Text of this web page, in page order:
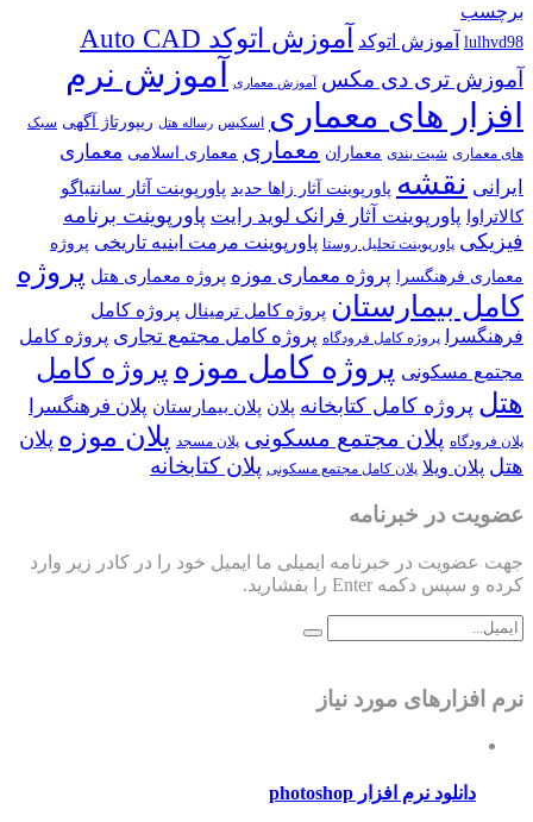
برچسب
lulhvd98 آموزش اتوکد آموزش اتوکد Auto CAD
آموزش تری دی مکس آموزش معماری
آموزش نرم
افزار های معماری
اسکیس رساله هتل ریپورتاژ آگهی سبک
های معماری شیت بندی معماران معماری معماری اسلامی معماری
ایرانی نقشه پاورپوینت آثار زاها حدید پاورپوینت آثار سانتیاگو
کالاتراوا
پاورپوینت آثار فرانک لوید رایت پاورپوینت برنامه
فیزیکی پاورپوینت تحلیل روستا پاورپوینت مرمت ابنیه تاریخی پروژه
معماری فرهنگسرا
پروژه معماری موزه پروژه معماری هتل پروژه
کامل بیمارستان پروژه کامل ترمینال پروژه کامل
فرهنگسرا
پروژه کامل فرودگاه پروژه کامل مجتمع تجاری پروژه کامل
مجتمع مسکونی پروژه کامل موزه پروژه کامل
هتل پروژه کامل کتابخانه پلان پلان بیمارستان پلان فرهنگسرا
پلان فرودگاه پلان مجتمع مسکونی پلان مسجد پلان موزه پلان
هتل پلان ویلا پلان کامل مجتمع مسکونی پلان کتابخانه
عضویت در خبرنامه
جهت عضویت در خبرنامه ایمیلی ما ایمیل خود را در کادر زیر وارد
کرده و سپس دکمه Enter را بفشارید.
نرم افزارهای مورد نیاز
دانلود نرم افزار photoshop